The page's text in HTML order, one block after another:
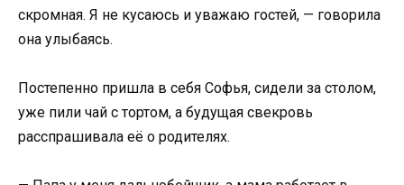
скромная. Я не кусаюсь и уважаю гостей, — говорила
она улыбаясь.
Постепенно пришла в себя Софья, сидели за столом,
уже пили чай с тортом, а будущая свекровь
расспрашивала её о родителях.